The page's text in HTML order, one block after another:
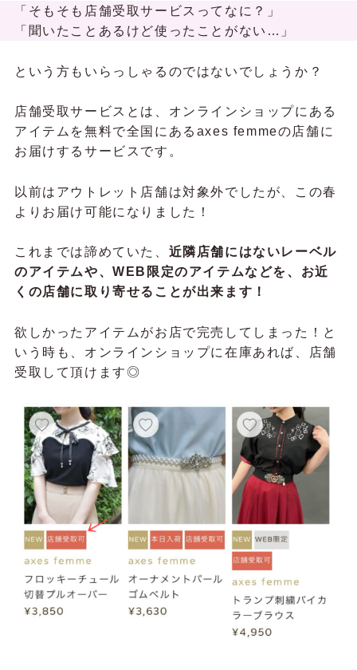
「そもそも店舗受取サービスってなに？」
「聞いたことあるけど使ったことがない…」
という方もいらっしゃるのではないでしょうか？
店舗受取サービスとは、オンラインショップにある
アイテムを無料で全国にあるaxes femmeの店舗に
お届けするサービスです。
以前はアウトレット店舗は対象外でしたが、この春
よりお届け可能になりました！
これまでは諦めていた、 近隣店舗にはないレーベル
のアイテムや、WEB限定のアイテムなどを、お近
くの店舗に取り寄せることが出来ます！
欲しかったアイテムがお店で完売してしまった！と
いう時も、オンラインショップに在庫あれば、店舗
受取して頂けます◎